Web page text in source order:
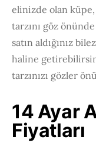
elinizde olan
tarzını göz
satın aldığınız
haline
tarzınızı gözler
14 Ayar
Fiyatları